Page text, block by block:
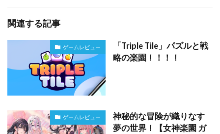
関連する記事
ゲームレビュー
「Triple Tile」パズルと戦
略の楽園！！！！
ゲームレビュー
神秘的な冒険が織りなす
夢の世界！【女神楽園 ガ